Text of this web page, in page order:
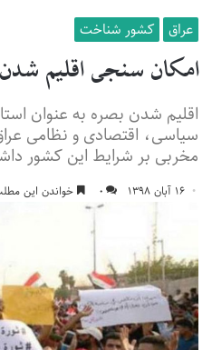
عراق کشور شناخت
امکان سنجی اقلیم
اقلیم شدن بصره به عنوان
سیاسی، اقتصادی و نظامی
مخربی بر شرایط این کشور
۱۶ آبان ۱۳۹۸ ۰ خواندن این مطلب ۱۳ دقیقه زمان